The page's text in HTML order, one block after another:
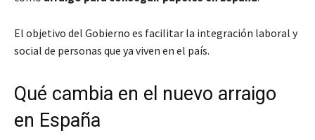
El objetivo del Gobierno es facilitar la integración laboral y
social de personas que ya viven en el país.
Qué cambia en el nuevo arraigo
en España